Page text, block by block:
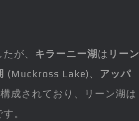
が、 キラーニー湖は リーン
(Muckross Lake)、 アッパ
成されており、リーン湖は
。